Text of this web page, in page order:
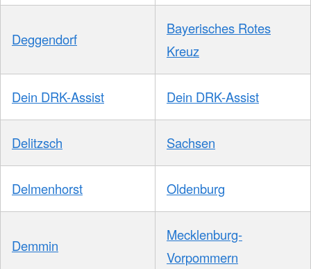
Deggendorf
Bayerisches Rotes
Kreuz
Dein DRK-Assist Dein DRK-Assist
Delitzsch Sachsen
Delmenhorst Oldenburg
Demmin
Mecklenburg-
Vorpommern